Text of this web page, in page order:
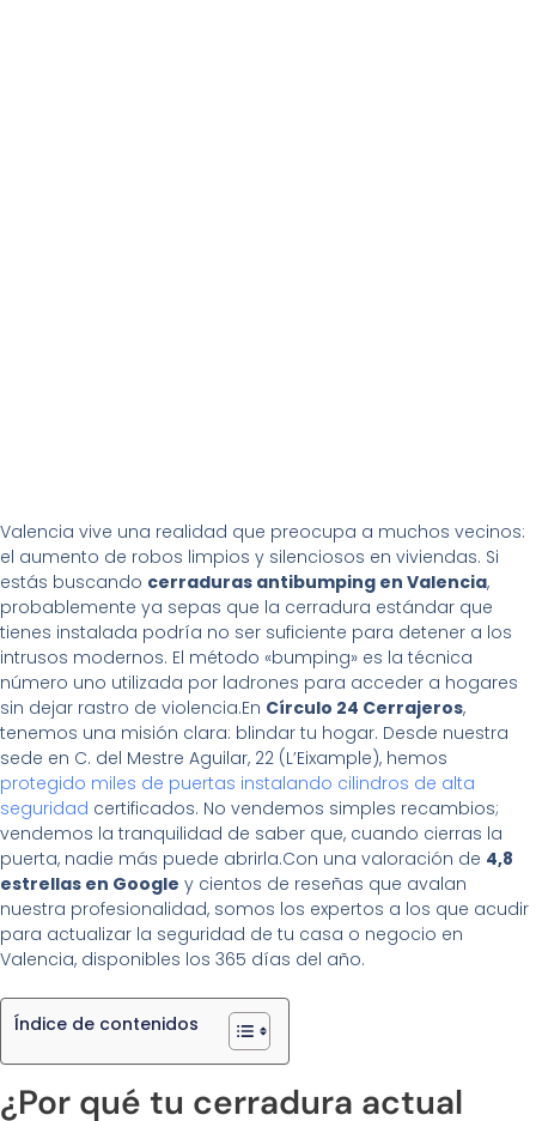
Valencia vive una realidad que preocupa a muchos vecinos:
el aumento de robos limpios y silenciosos en viviendas. Si
estás buscando cerraduras antibumping en Valencia,
probablemente ya sepas que la cerradura estándar que
tienes instalada podría no ser suficiente para detener a los
intrusos modernos. El método «bumping» es la técnica
número uno utilizada por ladrones para acceder a hogares
sin dejar rastro de violencia.En Círculo 24 Cerrajeros,
tenemos una misión clara: blindar tu hogar. Desde nuestra
sede en C. del Mestre Aguilar, 22 (L’Eixample), hemos
protegido miles de puertas instalando cilindros de alta
seguridad certificados. No vendemos simples recambios;
vendemos la tranquilidad de saber que, cuando cierras la
puerta, nadie más puede abrirla.Con una valoración de 4,8
estrellas en Google y cientos de reseñas que avalan
nuestra profesionalidad, somos los expertos a los que acudir
para actualizar la seguridad de tu casa o negocio en
Valencia, disponibles los 365 días del año.
Índice de contenidos
¿Por qué tu cerradura actual